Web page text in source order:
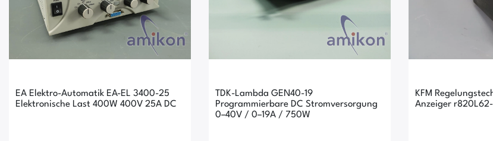
EA Elektro-Automatik EA-EL 3400-25
Elektronische Last 400W 400V 25A DC
TDK-Lambda GEN40-19
Programmierbare DC Stromversorgung
0–40V / 0–19A / 750W
KFM
Anzeiger